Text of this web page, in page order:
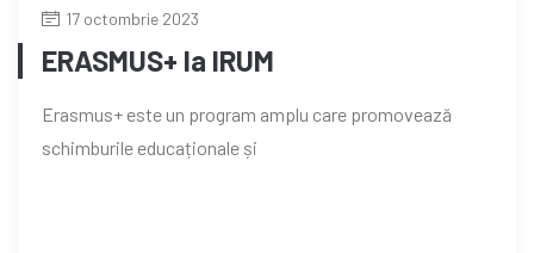
17 octombrie 2023
ERASMUS+ la IRUM
Erasmus+ este un program amplu care promovează
schimburile educaționale și